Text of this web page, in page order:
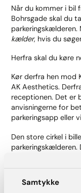
Samtykke
Når du kommer i bil
Bohrsgade skal du
parkeringskælderen.
kælder, hvis du
Herfra skal du køre
Kør derfra hen mod
AK Aesthetics.
receptionen. Det er
anvisningerne for
parkeringsapp eller
Den store cirkel i
parkeringskælderen.